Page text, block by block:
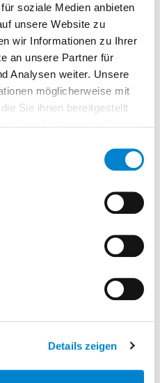
soziale Medien anbieten
unsere Website zu
wir Informationen zu Ihrer
an unsere Partner für
Analysen weiter. Unsere
möglicherweise mit
Sie ihnen bereitgestellt
Details zeigen
Die Kosten zahlen Sie
Hamburg